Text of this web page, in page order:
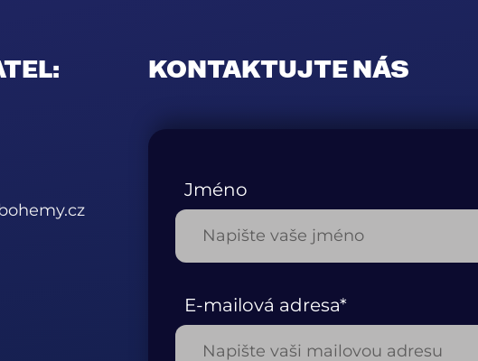
KONTAKTUJTE NÁS
Jméno
E-mailová adresa*